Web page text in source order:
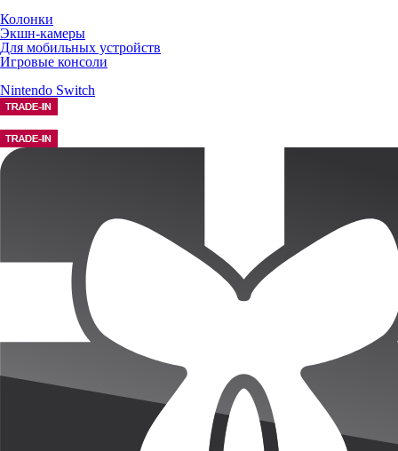
Колонки
Экшн-камеры
Для мобильных устройств
Игровые консоли
Nintendo Switch